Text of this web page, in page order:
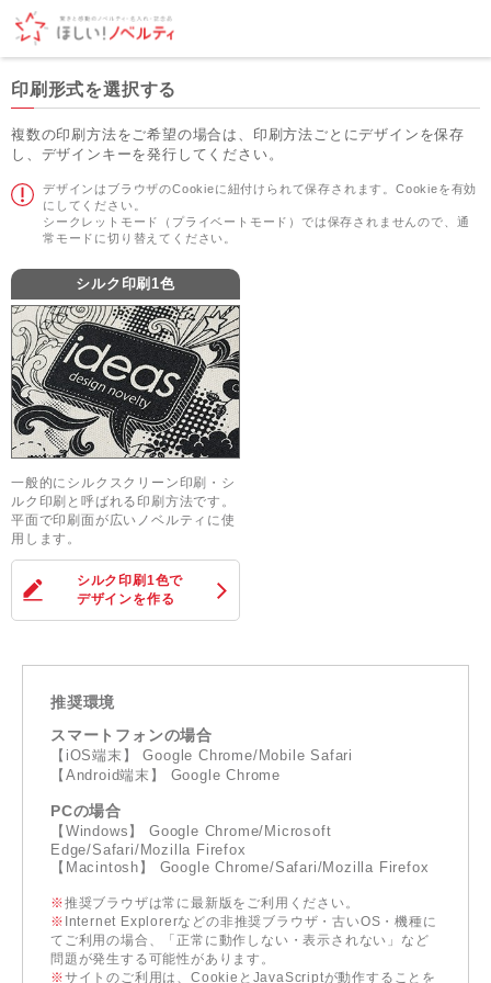
印刷形式を選択する
複数の印刷方法をご希望の場合は、印刷方法ごとにデザインを保存
し、デザインキーを発行してください。
デザインはブラウザのCookieに紐付けられて保存されます。Cookieを有効
にしてください。
シークレットモード（プライベートモード）では保存されませんので、通
常モードに切り替えてください。
シルク印刷1色
一般的にシルクスクリーン印刷・シ
ルク印刷と呼ばれる印刷方法です。
平面で印刷面が広いノベルティに使
用します。
シルク印刷1色で
デザインを作る
推奨環境
スマートフォンの場合
【iOS端末】 Google Chrome/Mobile Safari
【Android端末】 Google Chrome
PCの場合
【Windows】 Google Chrome/Microsoft
Edge/Safari/Mozilla Firefox
【Macintosh】 Google Chrome/Safari/Mozilla Firefox
※推奨ブラウザは常に最新版をご利用ください。
※ Internet Explorerなどの非推奨ブラウザ・古いOS・機種に
てご利用の場合、「正常に動作しない・表示されない」など
問題が発生する可能性があります。
※サイトのご利用は、CookieとJavaScriptが動作することを